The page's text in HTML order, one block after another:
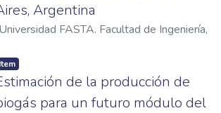
Argentina
Universidad FASTA. Facultad de Ingeniería,
Item
de la producción de
para un futuro módulo del